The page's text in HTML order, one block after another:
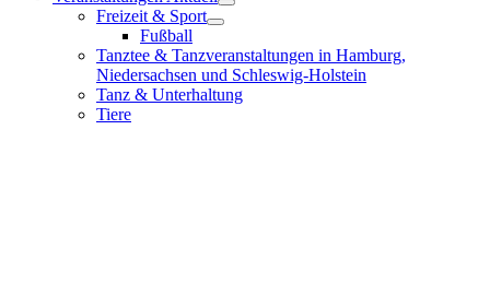
Freizeit & Sport
Fußball
Tanztee & Tanzveranstaltungen in Hamburg,
Niedersachsen und Schleswig-Holstein
Tanz & Unterhaltung
Tiere